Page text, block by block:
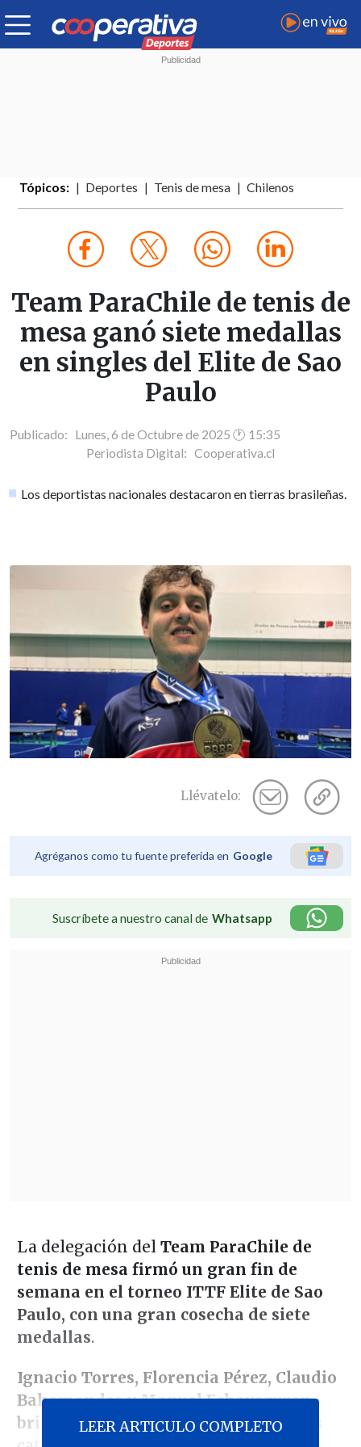
Tópicos: Deportes Tenis de mesa Chilenos
Team ParaChile de tenis de
mesa ganó siete medallas
en singles del Elite de Sao
Paulo
Publicado: Lunes, 6 de Octubre de 2025 🕐 15:35
Periodista Digital: Cooperativa.cl
Los deportistas nacionales destacaron en tierras brasileñas.
Llévatelo:
Agréganos como tu fuente preferida en Google
Suscríbete a nuestro canal de Whatsapp
La delegación del Team ParaChile de
tenis de mesa firmó un gran fin de
semana en el torneo ITTF Elite de Sao
Paulo, con una gran cosecha de siete
medallas.
Ignacio Torres, Florencia Pérez, Claudio
Bahamondes y Manuel Echaveguren
brillaron con el oroen sus respectivas
LEER ARTICULO COMPLETO